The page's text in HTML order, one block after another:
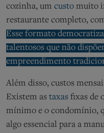
cozinha, um custo muito
restaurante completo,
Esse formato
talentosos que não
empreendimento
Além disso, custos
Existem as taxas fixas de
mínimo e o condomínio,
algo essencial para a